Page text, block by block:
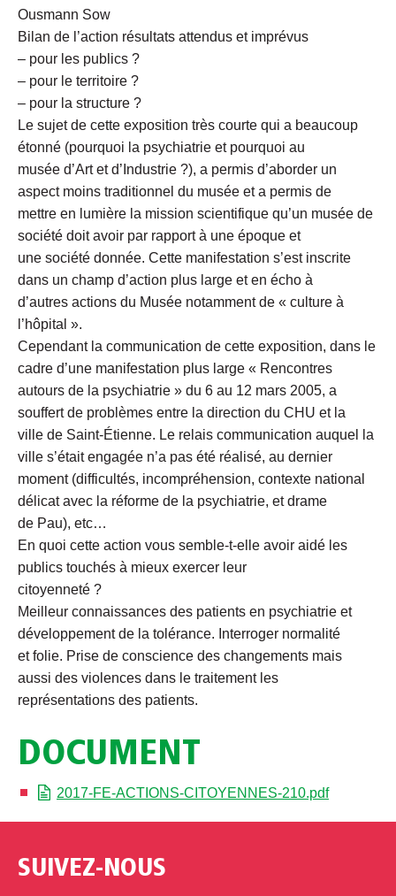
Ousmann Sow
Bilan de l’action résultats attendus et imprévus
– pour les publics ?
– pour le territoire ?
– pour la structure ?
Le sujet de cette exposition très courte qui a beaucoup
étonné (pourquoi la psychiatrie et pourquoi au
musée d’Art et d’Industrie ?), a permis d’aborder un
aspect moins traditionnel du musée et a permis de
mettre en lumière la mission scientifique qu’un musée de
société doit avoir par rapport à une époque et
une société donnée. Cette manifestation s’est inscrite
dans un champ d’action plus large et en écho à
d’autres actions du Musée notamment de « culture à
l’hôpital ».
Cependant la communication de cette exposition, dans le
cadre d’une manifestation plus large « Rencontres
autours de la psychiatrie » du 6 au 12 mars 2005, a
souffert de problèmes entre la direction du CHU et la
ville de Saint-Étienne. Le relais communication auquel la
ville s’était engagée n’a pas été réalisé, au dernier
moment (difficultés, incompréhension, contexte national
délicat avec la réforme de la psychiatrie, et drame
de Pau), etc…
En quoi cette action vous semble-t-elle avoir aidé les
publics touchés à mieux exercer leur
citoyenneté ?
Meilleur connaissances des patients en psychiatrie et
développement de la tolérance. Interroger normalité
et folie. Prise de conscience des changements mais
aussi des violences dans le traitement les
représentations des patients.
DOCUMENT
2017-FE-ACTIONS-CITOYENNES-210.pdf
SUIVEZ-NOUS